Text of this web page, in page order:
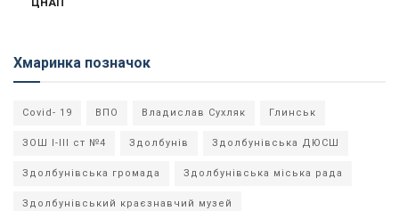
ЦНАП
Хмаринка позначок
Covid- 19 ВПО Владислав Сухляк Глинськ
ЗОШ І-ІІІ ст №4 Здолбунів Здолбунівська ДЮСШ
Здолбунівська громада Здолбунівська міська рада
Здолбунівський краєзнавчий музей